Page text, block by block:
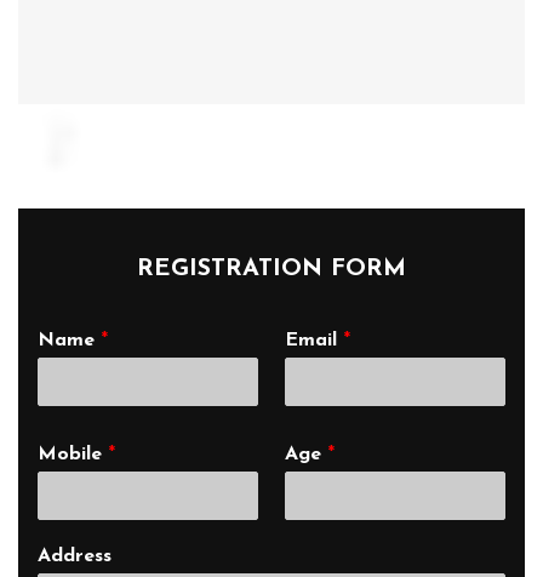
REGISTRATION FORM
Name * Email *
Mobile * Age *
Address